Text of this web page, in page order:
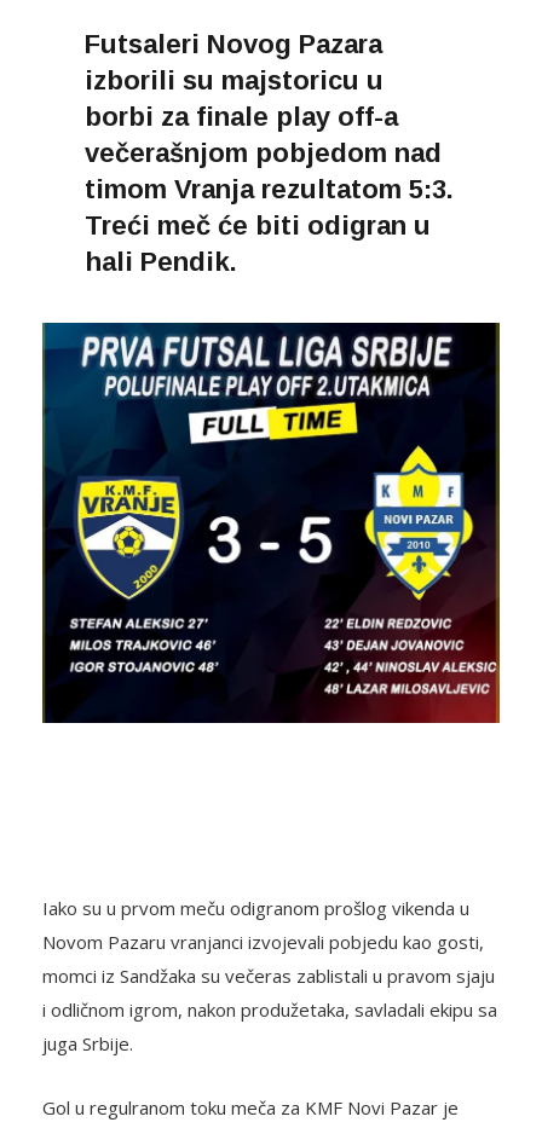
Futsaleri Novog Pazara
izborili su majstoricu u
borbi za finale play off-a
večerašnjom pobjedom nad
timom Vranja rezultatom 5:3.
Treći meč će biti odigran u
hali Pendik.
Iako su u prvom meču odigranom prošlog vikenda u
Novom Pazaru vranjanci izvojevali pobjedu kao gosti,
momci iz Sandžaka su večeras zablistali u pravom sjaju
i odličnom igrom, nakon produžetaka, savladali ekipu sa
juga Srbije.
Gol u regulranom toku meča za KMF Novi Pazar je